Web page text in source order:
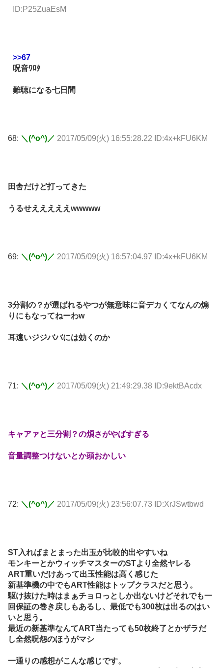
ID:P25ZuaEsM
>>67
呪音ﾜﾛﾀ
難聴になる七日間
68: ＼(^o^)／ 2017/05/09(火) 16:55:28.22 ID:4x+kFU6KM
田舎だけど打ってきた
うるせえええええwwwww
69: ＼(^o^)／ 2017/05/09(火) 16:57:04.97 ID:4x+kFU6KM
3分割の？が選ばれるやつが無意味に音デカくてなんの煽
りにもなってねーわw
耳遠いジジババには効くのか
71: ＼(^o^)／ 2017/05/09(火) 21:49:29.38 ID:9ektBAcdx
キャアァと三分割？の煩さがやばすぎる
音量調整つけないとか頭おかしい
72: ＼(^o^)／ 2017/05/09(火) 23:56:07.73 ID:XrJSwtbwd
ST入ればまとまった出玉が比較的出やすいね
モンキーとかウィッチマスターのSTより全然ヤレる
ART重いだけあって出玉性能は高く感じた
新基準機の中でもART性能はトップクラスだと思う。
駆け抜けた時はまぁチョロっとしか出ないけどそれでも一
回保証の巻き戻しもあるし、最低でも300枚は出るのはい
いと思う。
最近の新基準なんてART当たっても50枚終了とかザラだ
し全然呪怨のほうがマシ
一通りの感想がこんな感じです。